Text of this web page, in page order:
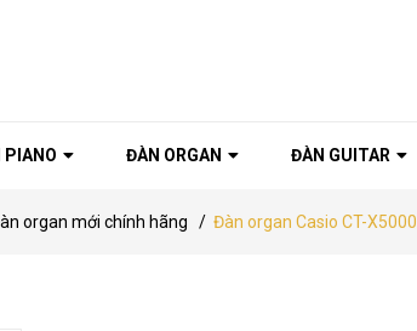
PIANO ĐÀN ORGAN ĐÀN GUITAR
organ mới chính hãng / Đàn organ Casio CT-X5000